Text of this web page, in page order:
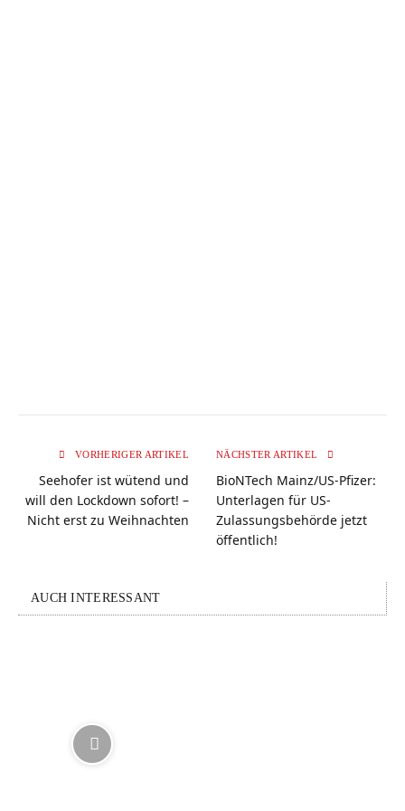
VORHERIGER ARTIKEL
Seehofer ist wütend und
will den Lockdown sofort! –
Nicht erst zu Weihnachten
NÄCHSTER ARTIKEL
BioNTech Mainz/US-Pfizer:
Unterlagen für US-
Zulassungsbehörde jetzt
öffentlich!
AUCH INTERESSANT